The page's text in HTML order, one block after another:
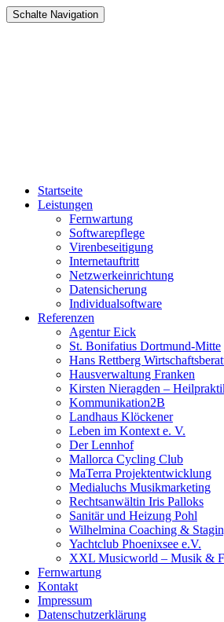
Schalte Navigation
Zum
Inhalt
Startseite
Leistungen
Fernwartung
Softwarepflege
Virenbeseitigung
Internetauftritt
Netzwerkeinrichtung
Datensicherung
Individualsoftware
Referenzen
Agentur Eick
St. Bonifatius Dortmund-Mitte
Hans Rettberg
Hausverwaltung Franken
Kirsten Nieragden –
Kommunikation2B
Landhaus Klöckener
Leben im Kontext e. V.
Der Lennhof
Mallorca Cycling Club
MaTerra Projektentwicklung
Medialuchs Musikmarketing
Rechtsanwältin Iris Palloks
Sanitär und Heizung Pohl
Wilhelmina Coaching &
Yachtclub Phoenixsee e.V.
XXL Musicworld – Musik &
Fernwartung
Kontakt
Impressum
Datenschutzerklärung